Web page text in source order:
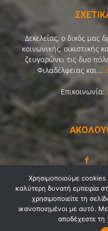
Δεκελείας, ο δικός μας
κοινωνικής, οικιστικής
ζευγαρώνει τις δυο
Φιλαδέλφειας και...
Επικοινωνία:
Διαύγεια Λίγα
Όροι Χρήσης
Χρησιμοποιούμε
καλύτερη δυνατή εμπειρία
χρησιμοποιείτε τη
ικανοποιημένοι με αυτό.
αποδέχεστε